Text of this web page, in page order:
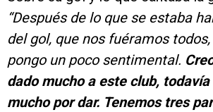
“Después de lo que se estaba
del gol, que nos fuéramos
pongo un poco sentimental.
dado mucho a este club,
mucho por dar. Tenemos tres